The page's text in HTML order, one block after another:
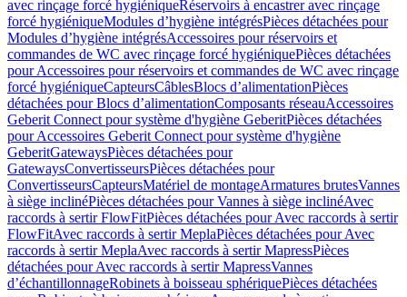
avec rinçage forcé hygiéniqueRéservoirs à encastrer avec rinçage
forcé hygiéniqueModules d’hygiène intégrésPièces détachées pour
Modules d’hygiène intégrésAccessoires pour réservoirs et
commandes de WC avec rinçage forcé hygiéniquePièces détachées
pour Accessoires pour réservoirs et commandes de WC avec rinçage
forcé hygiéniqueCapteursCâblesBlocs d’alimentationPièces
détachées pour Blocs d’alimentationComposants réseauAccessoires
Geberit Connect pour système d'hygiène GeberitPièces détachées
pour Accessoires Geberit Connect pour système d'hygiène
GeberitGatewaysPièces détachées pour
GatewaysConvertisseursPièces détachées pour
ConvertisseursCapteursMatériel de montageArmatures brutesVannes
à siège inclinéPièces détachées pour Vannes à siège inclinéAvec
raccords à sertir FlowFitPièces détachées pour Avec raccords à sertir
FlowFitAvec raccords à sertir MeplaPièces détachées pour Avec
raccords à sertir MeplaAvec raccords à sertir MapressPièces
détachées pour Avec raccords à sertir MapressVannes
d’échantillonnageRobinets à boisseau sphériquePièces détachées